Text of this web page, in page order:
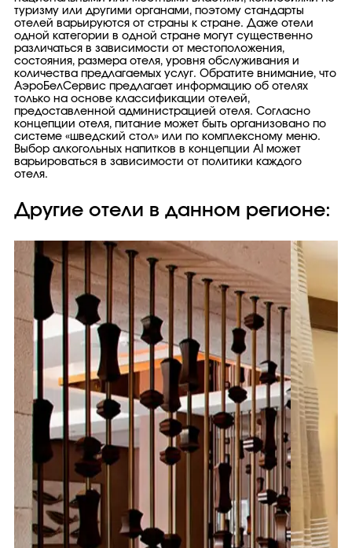
туризму или другими органами, поэтому стандарты
отелей варьируются от страны к стране. Даже отели
одной категории в одной стране могут существенно
различаться в зависимости от местоположения,
состояния, размера отеля, уровня обслуживания и
количества предлагаемых услуг. Обратите внимание, что
АэроБелСервис предлагает информацию об отелях
только на основе классификации отелей,
предоставленной администрацией отеля. Согласно
концепции отеля, питание может быть организовано по
системе «шведский стол» или по комплексному меню.
Выбор алкогольных напитков в концепции AI может
варьироваться в зависимости от политики каждого
отеля.
Другие отели в данном регионе: